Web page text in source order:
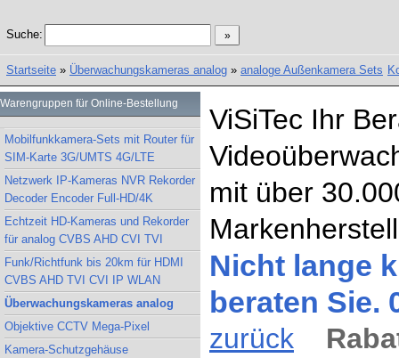
Suche:
Startseite » Überwachungskameras analog » analoge Außenkamera Sets
Warengruppen für Online-Bestellung
Mobilfunkkamera-Sets mit Router für
SIM-Karte 3G/UMTS 4G/LTE
Netzwerk IP-Kameras NVR Rekorder
Decoder Encoder Full-HD/4K
Echtzeit HD-Kameras und Rekorder
für analog CVBS AHD CVI TVI
Funk/Richtfunk bis 20km für HDMI
CVBS AHD TVI CVI IP WLAN
Überwachungskameras analog
Objektive CCTV Mega-Pixel
Kamera-Schutzgehäuse
ViSiTec Ihr
mit über
Nicht lange
beraten Sie.
zurück